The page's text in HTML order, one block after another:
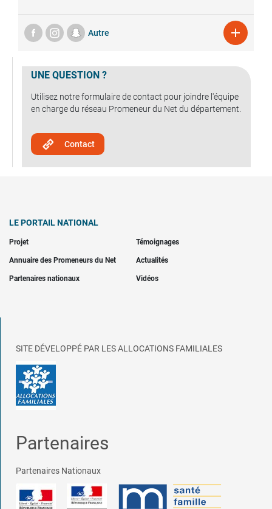
Autre 
UNE QUESTION ?
Utilisez notre formulaire de contact pour joindre l'équipe
en charge du réseau Promeneur du Net du département.
Contact
LE PORTAIL NATIONAL
Projet Témoignages
Annuaire des Promeneurs du Net Actualités
Partenaires nationaux Vidéos
SITE DÉVELOPPÉ PAR LES ALLOCATIONS FAMILIALES
Partenaires
Partenaires Nationaux